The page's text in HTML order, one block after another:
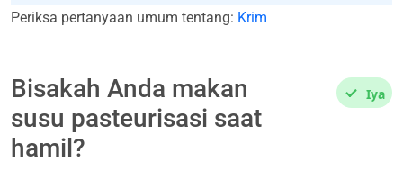
Periksa pertanyaan umum tentang: Krim
Bisakah Anda makan
susu pasteurisasi saat
hamil?
Iya